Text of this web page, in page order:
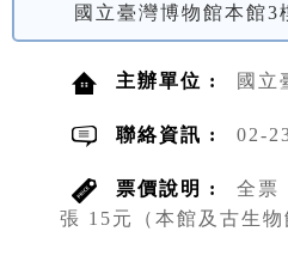
國立臺灣博物館本館3
主辦單位 : 國立
聯絡資訊 : 02-
票價說明 :
全票
張 15元（本館及古生物